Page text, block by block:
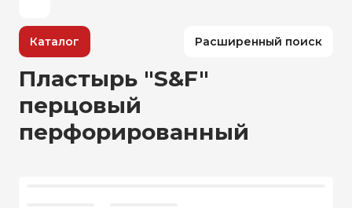
Каталог Расширенный поиск
Пластырь "S&F"
перцовый
перфорированный